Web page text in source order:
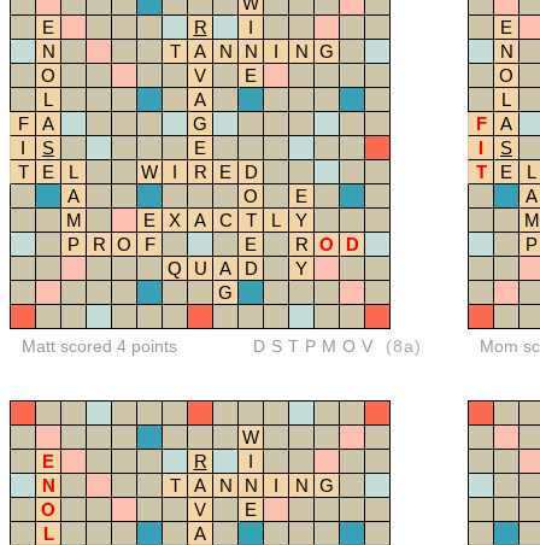
E
R
I
N
T A N N I N G
O
V
E
L
A
F
A
G
I
S
E
T
E L W I R E
D
A
O
E
M
E X A C T L
Y
P
R O F E R O
D
Q
U A D
Y
G
Matt scored 4 points DSTPMOV (8a)
E
N
O
L
F
A
I
S
T
E
L
A
M
P
Mom
W
E
R
I
N
T A N N I N G
O
V
E
L
A